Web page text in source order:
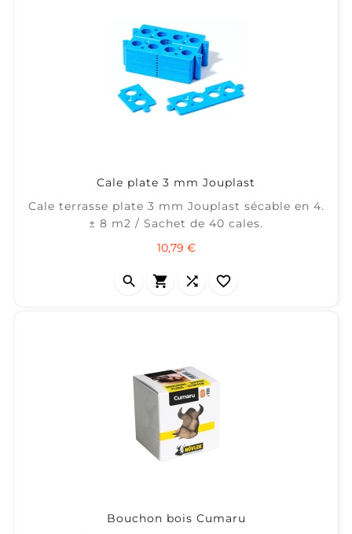
Cale plate 3 mm Jouplast
Cale terrasse plate 3 mm Jouplast sécable en 4.
± 8 m2 / Sachet de 40 cales.
10,79 €Prix
   
Bouchon bois Cumaru